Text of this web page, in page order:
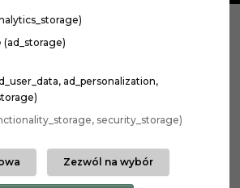
ad_personalization,
security_storage)
Zezwól na wybór
KURACJE
ODŻYWKI KURACJE